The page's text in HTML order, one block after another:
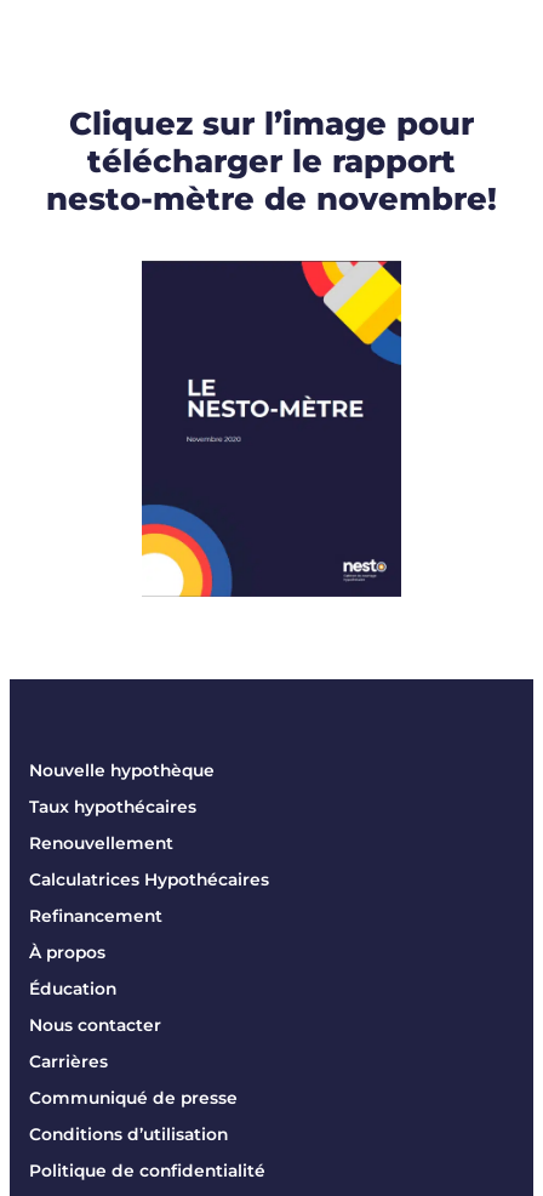
Cliquez sur l’image pour
télécharger le rapport
nesto-mètre de novembre!
Nouvelle hypothèque
Taux hypothécaires
Renouvellement
Calculatrices Hypothécaires
Refinancement
À propos
Éducation
Nous contacter
Carrières
Communiqué de presse
Conditions d’utilisation
Politique de confidentialité